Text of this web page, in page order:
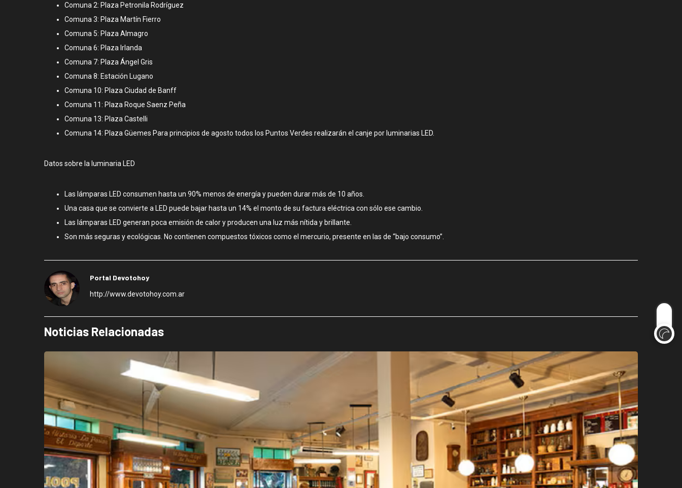
Comuna 2: Plaza Petronila Rodríguez
Comuna 3: Plaza Martín Fierro
Comuna 5: Plaza Almagro
Comuna 6: Plaza Irlanda
Comuna 7: Plaza Ángel Gris
Comuna 8: Estación Lugano
Comuna 10: Plaza Ciudad de Banff
Comuna 11: Plaza Roque Saenz Peña
Comuna 13: Plaza Castelli
Comuna 14: Plaza Güemes Para principios de agosto todos los Puntos Verdes realizarán el canje por luminarias LED.
Datos sobre la luminaria LED
Las lámparas LED consumen hasta un 90% menos de energía y pueden durar más de 10 años.
Una casa que se convierte a LED puede bajar hasta un 14% el monto de su factura eléctrica con sólo ese cambio.
Las lámparas LED generan poca emisión de calor y producen una luz más nítida y brillante.
Son más seguras y ecológicas. No contienen compuestos tóxicos como el mercurio, presente en las de “bajo consumo”.
Portal Devotohoy
http://www.devotohoy.com.ar
Noticias Relacionadas